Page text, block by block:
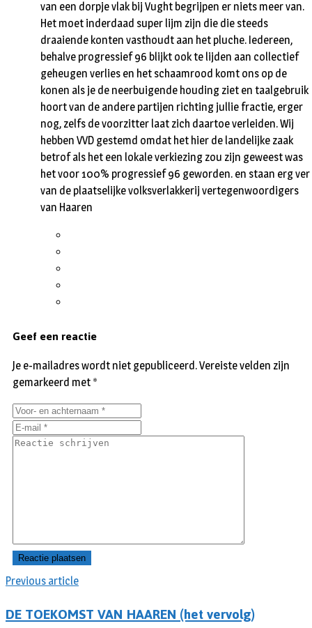
Previous article
DE TOEKOMST VAN HAAREN (het vervolg)
van een dorpje vlak bij Vught begrijpen er niets meer van.
Het moet inderdaad super lijm zijn die die steeds
draaiende konten vasthoudt aan het pluche. Iedereen,
behalve progressief 96 blijkt ook te lijden aan collectief
geheugen verlies en het schaamrood komt ons op de
konen als je de neerbuigende houding ziet en taalgebruik
hoort van de andere partijen richting jullie fractie, erger
nog, zelfs de voorzitter laat zich daartoe verleiden. Wij
hebben VVD gestemd omdat het hier de landelijke zaak
betrof als het een lokale verkiezing zou zijn geweest was
het voor 100% progressief 96 geworden. en staan erg ver
van de plaatselijke volksverlakkerij vertegenwoordigers
van Haaren
Geef een reactie
Je e-mailadres wordt niet gepubliceerd.Vereiste velden zijn
gemarkeerd met *